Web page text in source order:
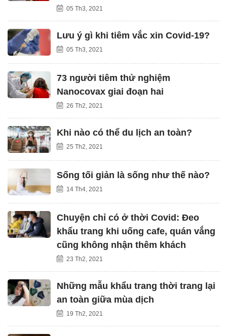
05 Th3, 2021
Lưu ý gì khi tiêm vắc xin Covid-19?
05 Th3, 2021
73 người tiêm thử nghiệm
Nanocovax giai đoạn hai
26 Th2, 2021
Khi nào có thể du lịch an toàn?
25 Th2, 2021
Sống tối giản là sống như thế nào?
14 Th4, 2021
Chuyện chỉ có ở thời Covid: Đeo
khẩu trang khi uống cafe, quán vắng
cũng không nhận thêm khách
23 Th2, 2021
Những mẫu khẩu trang thời trang lại
an toàn giữa mùa dịch
19 Th2, 2021